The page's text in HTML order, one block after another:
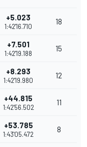
+5.023
1:42'16.710
18
+7.501
1:42'19.188
15
+8.293
1:42'19.980
12
+44.815
1:42'56.502
11
+53.785
1:43'05.472
8